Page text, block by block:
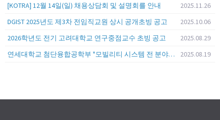
[KOTRA] 12월 14일(일) 채용상담회 및 설명회를 안내
2025.11.26
DGIST 2025년도 제3차 전임직교원 상시 공개초빙 공고
2025.10.06
2026학년도 전기 고려대학교 연구중점교수 초빙 공고
2025.08.29
연세대학교 첨단융합공학부 "모빌리티 시스템 전 분야" 전임교원 특별채용 (2026년 9월 1일자 임용 예정)
2025.08.19